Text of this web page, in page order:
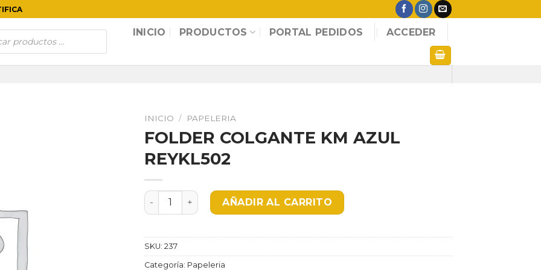
INICIO PRODUCTOS PORTAL PEDIDOS ACCEDER
INICIO / PAPELERIA
FOLDER COLGANTE KM AZUL
REYKL502
FOLDER COLGANTE KM AZUL REYKL502 cantidad
AÑADIR AL CARRITO
SKU: 237
Categoría: Papeleria